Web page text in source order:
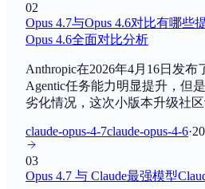
Claude Sonnet 5
ByAnthropic
GPT-5.6 Sol
By OpenAI
GPT-5.6 Terra
SuperGLUE
自然语言理解
DROP
阅读理解
MATH
02
Opus 4.7与Opus 4.6对比有哪些
Opus 4.6全面对比分析
Anthropic在2026年4月16日发布
Agentic任务能力明显提升，但
劣化情况，这次小版本升级社区
claude-opus-4-7claude-opus-4-6·
03
Opus 4.7 与 Claude最强模型